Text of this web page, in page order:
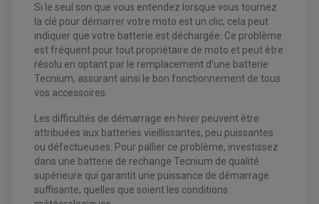
Si le seul son que vous entendez lorsque vous tournez
la clé pour démarrer votre moto est un clic, cela peut
indiquer que votre batterie est déchargée. Ce problème
est fréquent pour tout propriétaire de moto et peut être
résolu en optant par le remplacement d'une batterie
Tecnium, assurant ainsi le bon fonctionnement de tous
vos accessoires.
Les difficultés de démarrage en hiver peuvent être
attribuées aux batteries vieillissantes, peu puissantes
ou défectueuses. Pour pallier ce problème, investissez
dans une batterie de rechange Tecnium de qualité
supérieure qui garantit une puissance de démarrage
suffisante, quelles que soient les conditions